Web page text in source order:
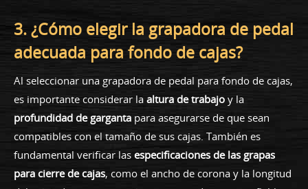
3. ¿Cómo elegir la grapadora de pedal
adecuada para fondo de cajas?
Al seleccionar una grapadora de pedal para fondo de cajas,
es importante considerar la altura de trabajo y la
profundidad de garganta para asegurarse de que sean
compatibles con el tamaño de sus cajas. También es
fundamental verificar las especificaciones de las grapas
para cierre de cajas, como el ancho de corona y la longitud